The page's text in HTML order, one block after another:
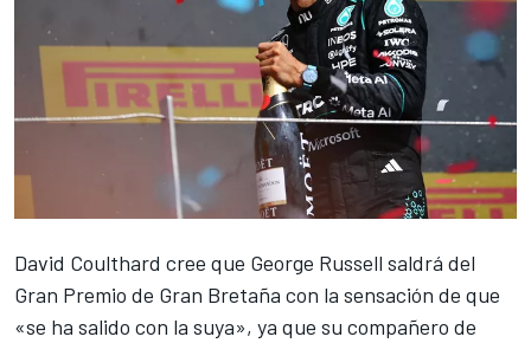
David Coulthard cree que George Russell saldrá del
Gran Premio de Gran Bretaña con la sensación de que
«se ha salido con la suya», ya que su compañero de